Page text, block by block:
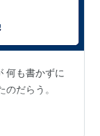
何も書かずに
だらう。